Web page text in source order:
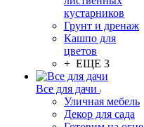
кустарников
Грунт и дренаж
Кашпо для
цветов
+ ЕЩЕ 3
Все для дачи
Уличная мебель
Декор для сада